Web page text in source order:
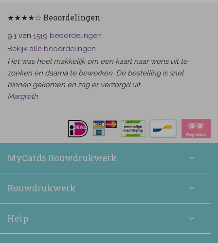
★★★★☆ Beoordelingen
9.1 van 1519 beoordelingen
Bekijk alle beoordelingen
Het was heel makkelijk om een kaart naar wens uit te
zoeken en daarna te bewerken. De bestelling is snel
binnen gekomen en zag er verzorgd uit.
Margreth
MyCards Rouwdrukwerk
Rouwdrukwerk
Help